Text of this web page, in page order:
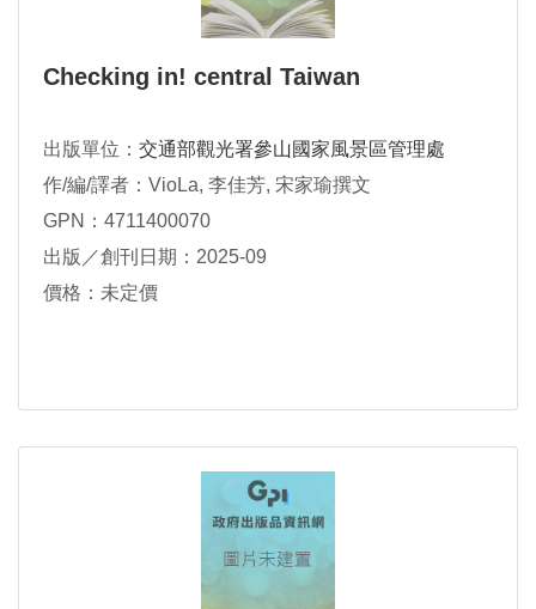
Checking in! central Taiwan
出版單位： 交通部觀光署參山國家風景區管理處
作/編/譯者：VioLa, 李佳芳, 宋家瑜撰文
GPN：4711400070
出版／創刊日期：2025-09
價格：未定價